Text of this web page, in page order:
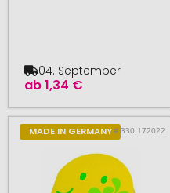
ab1,34 €
04. September
MADE IN GERMANY# 330.172022